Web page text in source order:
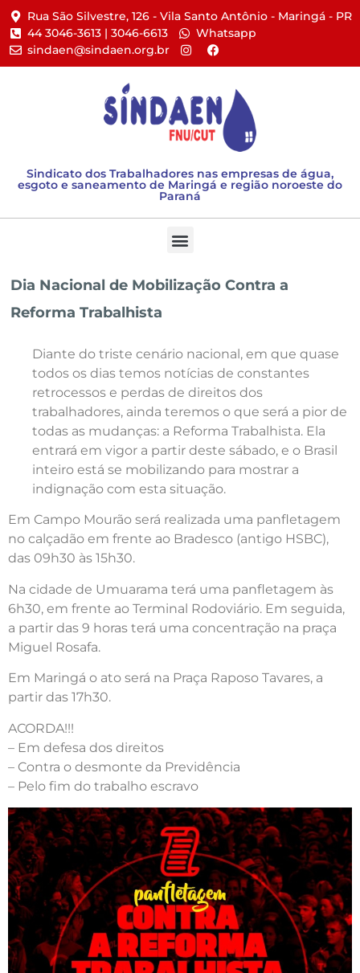
Rua São Silvestre, 126 - Vila Santo Antônio - Maringá - PR​
44 3046-3613 | 3046-6613​
Whatsapp
sindaen@sindaen.org.br
Sindicato dos Trabalhadores nas empresas de água,
esgoto e saneamento de Maringá e região noroeste do
Paraná
Dia Nacional de Mobilização Contra a
Reforma Trabalhista
Diante do triste cenário nacional, em que quase
todos os dias temos notícias de constantes
retrocessos e perdas de direitos dos
trabalhadores, ainda teremos o que será a pior de
todas as mudanças: a Reforma Trabalhista. Ela
entrará em vigor a partir deste sábado, e o Brasil
inteiro está se mobilizando para mostrar a
indignação com esta situação.
Em Campo Mourão será realizada uma panfletagem
no calçadão em frente ao Bradesco (antigo HSBC),
das 09h30 às 15h30.
Na cidade de Umuarama terá uma panfletagem às
6h30, em frente ao Terminal Rodoviário. Em seguida,
a partir das 9 horas terá uma concentração na praça
Miguel Rosafa.
Em Maringá o ato será na Praça Raposo Tavares, a
partir das 17h30.
ACORDA!!!
– Em defesa dos direitos
– Contra o desmonte da Previdência
– Pelo fim do trabalho escravo